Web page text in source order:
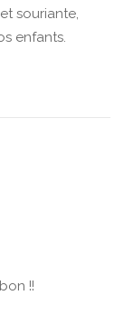
souriante,
enfants.
!!